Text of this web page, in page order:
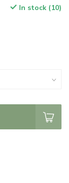
In stock (10)